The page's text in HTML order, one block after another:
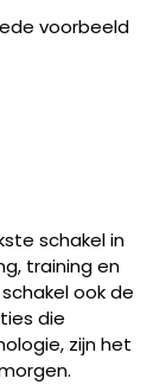
voorbeeld
schakel in
training en
ook de
die
zijn het